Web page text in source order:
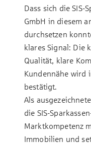
Dass sich die SIS-
GmbH in diesem
durchsetzen
klares Signal: Die
Qualität, klare
Kundennähe wird
bestätigt.
Als
die SIS-
Marktkompetenz
Immobilien und